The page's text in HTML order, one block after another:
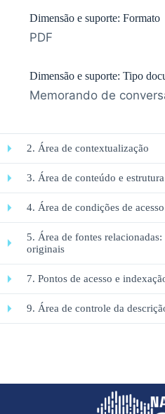
Dimensão e suporte: Formato
PDF
Dimensão e suporte: Tipo
Memorando de
2. Área de contextualização
3. Área de conteúdo e estrutura
4. Área de condições de
5. Área de fontes
originais
7. Pontos de acesso e
9. Área de controle da